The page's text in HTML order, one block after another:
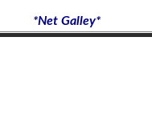
*Net Galley*